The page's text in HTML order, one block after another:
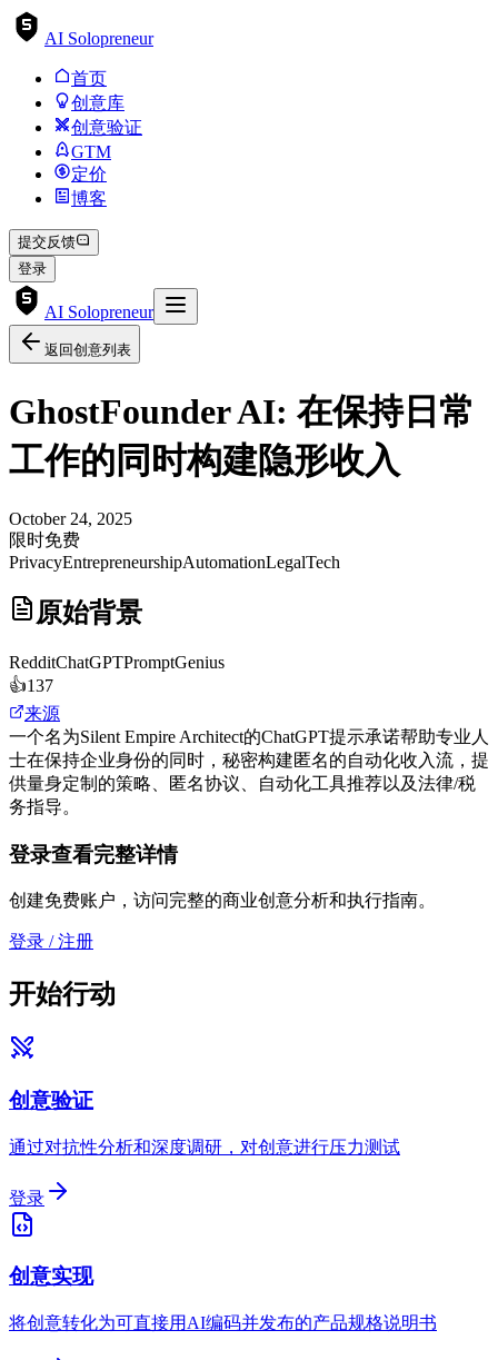
AI Solopreneur
首页
创意库
创意验证
GTM
定价
博客
提交反馈
登录
AI Solopreneur
返回创意列表
GhostFounder AI: 在保持日常
工作的同时构建隐形收入
October 24, 2025
限时免费
PrivacyEntrepreneurshipAutomationLegalTech
原始背景
RedditChatGPTPromptGenius
👍137
来源
一个名为Silent Empire Architect的ChatGPT提示承诺帮助专业人
士在保持企业身份的同时，秘密构建匿名的自动化收入流，提
供量身定制的策略、匿名协议、自动化工具推荐以及法律/税
务指导。
登录查看完整详情
创建免费账户，访问完整的商业创意分析和执行指南。
登录 / 注册
开始行动
创意验证
通过对抗性分析和深度调研，对创意进行压力测试
登录
创意实现
将创意转化为可直接用AI编码并发布的产品规格说明书